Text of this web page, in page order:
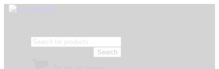
Search